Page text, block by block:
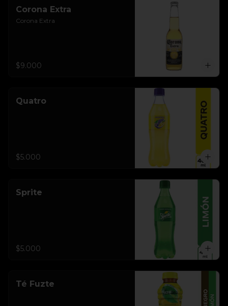
Corona Extra
Corona Extra
$9.000
Quatro
$5.000
Sprite
$5.000
Té Fuzte